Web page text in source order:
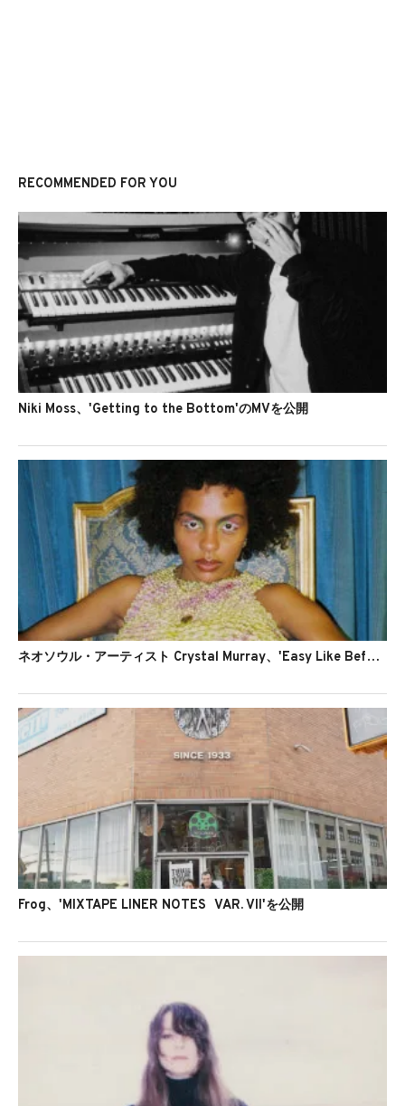
RECOMMENDED FOR YOU
Niki Moss、'Getting to the Bottom'のMVを公開
ネオソウル・アーティスト Crystal Murray、'Easy Like Before'のMVを公開
Frog、'MIXTAPE LINER NOTES VAR. VII'を公開